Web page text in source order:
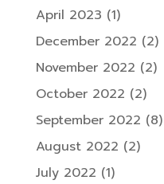
April 2023 (1)
December 2022 (2)
November 2022 (2)
October 2022 (2)
September 2022 (8)
August 2022 (2)
July 2022 (1)